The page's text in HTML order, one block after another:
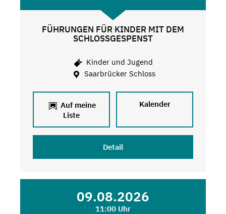
FÜHRUNGEN FÜR KINDER MIT DEM
SCHLOSSGESPENST
Kinder und Jugend
Saarbrücker Schloss
Auf meine
Liste
Kalender
Detail
09.08.2026
11:00 Uhr